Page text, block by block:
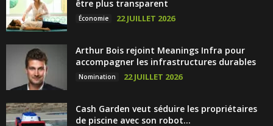
être plus transparent
Économie 22 JUILLET 2026
Arthur Bois rejoint Meanings Infra pour
accompagner les infrastructures durables
Nomination 22 JUILLET 2026
Cash Garden veut séduire les propriétaires
de piscine avec son robot...